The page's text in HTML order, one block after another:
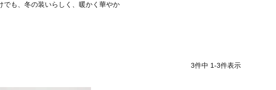
も、冬の装いらしく、暖かく華やか
3件中 1-3件表示